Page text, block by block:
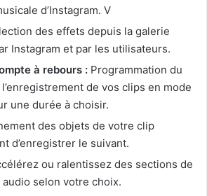
d’Instagram. V
des effets depuis la galerie
Instagram et par les utilisateurs.
à rebours : Programmation du
de vos clips en mode
une durée à choisir.
des objets de votre clip
d’enregistrer le suivant.
ou ralentissez des sections de
selon votre choix.